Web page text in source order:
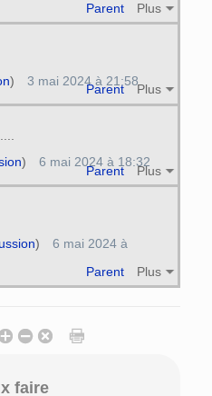
Parent Plus
Parent Plus
) 3 mai 2024 à 21:58
Parent Plus
) 6 mai 2024 à 18:32
Parent Plus
)
6 mai 2024 à
faire